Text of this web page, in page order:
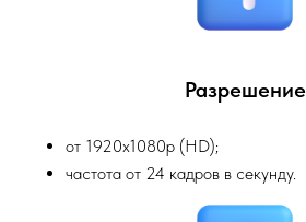
Разрешение
от 1920х1080р (HD);
частота от 24 кадров в секунду.